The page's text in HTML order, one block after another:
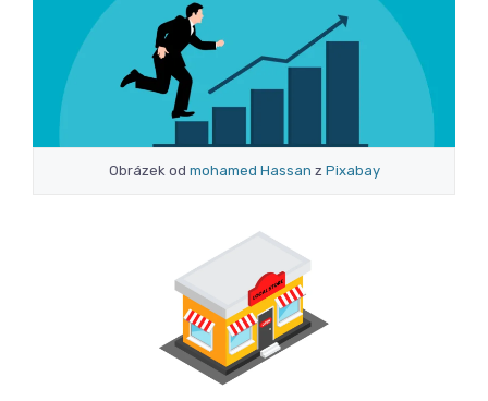
Obrázek od mohamed Hassan z Pixabay